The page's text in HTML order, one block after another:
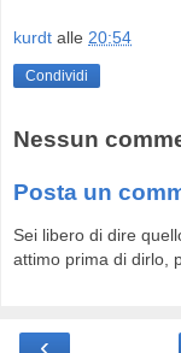
kurdt alle 20:54
Condividi
Nessun
Posta un
Sei libero di dire
attimo prima di dirlo,